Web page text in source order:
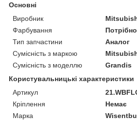
Основні
Виробник
Фарбування
Потрібно
Тип запчастини
Аналог
Сумісність з маркою
Сумісність з моделлю
Grandis
Користувальницькі характеристики
Артикул
Кріплення
Немає
Марка